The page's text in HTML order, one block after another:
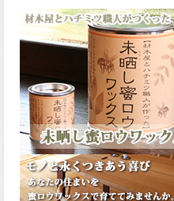
2026.03.06
ファインウレタンの使いやす
さで、低汚染形。塗料用シン
ナーで希釈できる、使いやす
さを追求したウレタン樹脂エ
ナメル、低汚染形ファインウ
レタンU100が新しく販売開始
致しました。ご購入はこちら
から。
2026.03.05
ファインウレタンの使いやす
さで、弾性形。塗料用シンナ